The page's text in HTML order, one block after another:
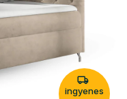
ingyenes